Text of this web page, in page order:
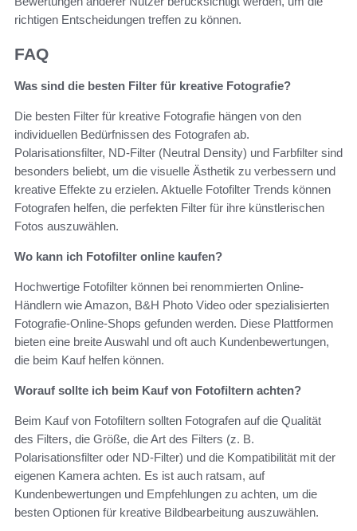
richtigen Entscheidungen treffen zu können.
FAQ
Was sind die besten Filter für kreative Fotografie?
Die besten Filter für kreative Fotografie hängen von den
individuellen Bedürfnissen des Fotografen ab.
Polarisationsfilter, ND-Filter (Neutral Density) und Farbfilter sind
besonders beliebt, um die visuelle Ästhetik zu verbessern und
kreative Effekte zu erzielen. Aktuelle Fotofilter Trends können
Fotografen helfen, die perfekten Filter für ihre künstlerischen
Fotos auszuwählen.
Wo kann ich Fotofilter online kaufen?
Hochwertige Fotofilter können bei renommierten Online-
Händlern wie Amazon, B&H Photo Video oder spezialisierten
Fotografie-Online-Shops gefunden werden. Diese Plattformen
bieten eine breite Auswahl und oft auch Kundenbewertungen,
die beim Kauf helfen können.
Worauf sollte ich beim Kauf von Fotofiltern achten?
Beim Kauf von Fotofiltern sollten Fotografen auf die Qualität
des Filters, die Größe, die Art des Filters (z. B.
Polarisationsfilter oder ND-Filter) und die Kompatibilität mit der
eigenen Kamera achten. Es ist auch ratsam, auf
Kundenbewertungen und Empfehlungen zu achten, um die
besten Optionen für kreative Bildbearbeitung auszuwählen.